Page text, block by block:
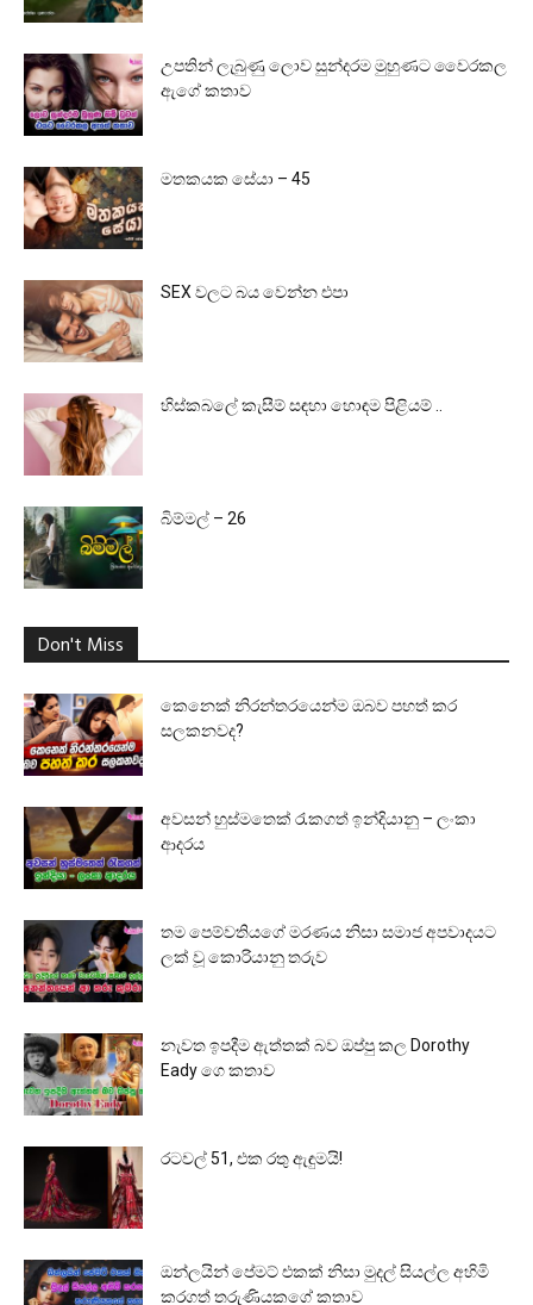
උපතින් ලැබුණු ලොව සුන්දරම මුහුණට වෛරකල
ඇගේ කතාව
මතකයක සේයා – 45
SEX වලට බය වෙන්න එපා
හිස්කබලේ කැසීම් සඳහා හොඳම පිළියම් ..
බිම්මල් – 26
Don't Miss
කෙනෙක් නිරන්තරයෙන්ම ඔබව පහත් කර
සලකනවද?
අවසන් හුස්මතෙක් රැකගත් ඉන්දියානු – ලංකා
ආදරය
තම පෙම්වතියගේ මරණය නිසා සමාජ අපවාදයට
ලක් වූ කොරියානු තරුව
නැවත ඉපදීම ඇත්තක් බව ඔප්පු කල Dorothy
Eady ගෙ කතාව
රටවල් 51, එක රතු ඇඳුමයි!
ඔන්ලයින් පේමට් එකක් නිසා මුදල් සියල්ල අහිමි
කරගත් තරුණියකගේ කතාව